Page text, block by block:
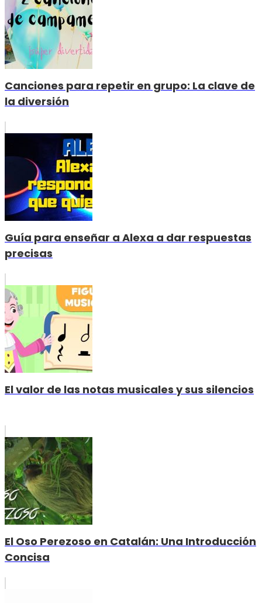
Canciones para repetir en grupo: La clave de
la diversión
Guía para enseñar a Alexa a dar respuestas
precisas
El valor de las notas musicales y sus silencios
El Oso Perezoso en Catalán: Una Introducción
Concisa